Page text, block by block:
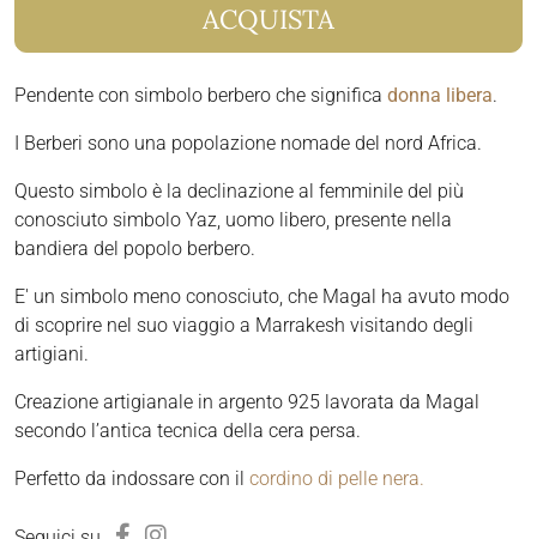
ACQUISTA
Pendente con simbolo berbero che significa donna libera.
I Berberi sono una popolazione nomade del nord Africa.
Questo simbolo è la declinazione al femminile del più
conosciuto simbolo Yaz, uomo libero, presente nella
bandiera del popolo berbero.
E' un simbolo meno conosciuto, che Magal ha avuto modo
di scoprire nel suo viaggio a Marrakesh visitando degli
artigiani.
Creazione artigianale in argento 925 lavorata da Magal
secondo l’antica tecnica della cera persa.
Perfetto da indossare con il cordino di pelle nera.